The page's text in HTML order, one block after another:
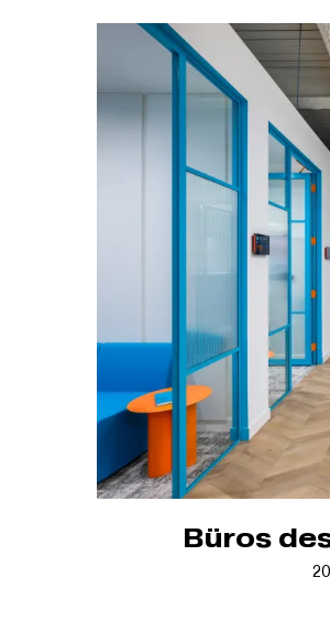
Büros